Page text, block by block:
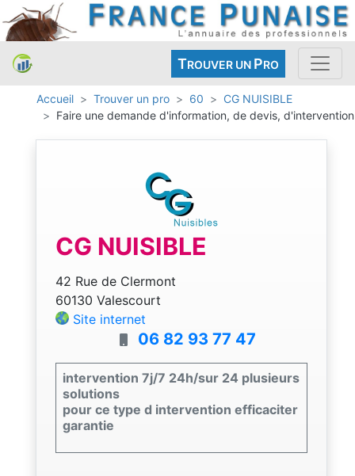
TROUVER UN PRO
Accueil Trouver un pro 60
CG NUISIBLE
Faire une demande d'information, de devis, d'intervention
CG NUISIBLE
42 Rue de Clermont
60130 Valescourt
Site internet
06 82 93 77 47
intervention 7j/7 24h/sur 24 plusieurs
solutions
pour ce type d intervention efficaciter
garantie